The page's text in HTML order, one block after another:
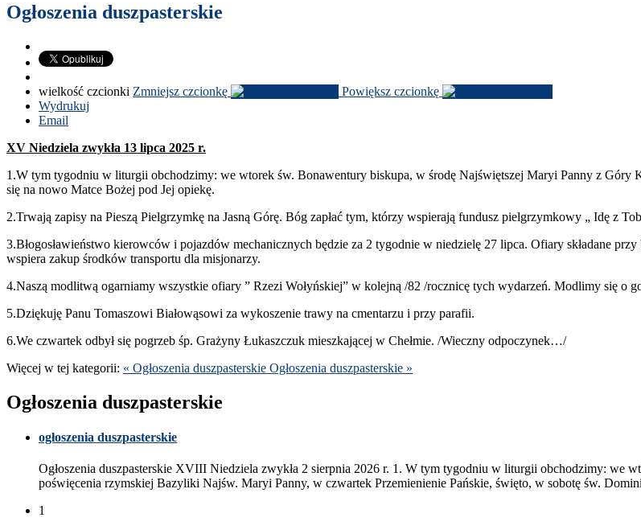
Ogłoszenia duszpasterskie
wielkość czcionki Zmniejsz czcionkę
Pow­iększ czcionkę
Wydrukuj
Email
XV Niedziela zwykła 13 lipca 2025 r.
1 .W tym tygod­niu w liturgii obchodz­imy: we wtorek św. Bonawen­tury biskupa, w środę Najświęt­szej Maryi Panny z Góry
się na nowo Matce Bożej pod Jej opiekę.
2.Trwają zapisy na Pieszą Piel­grzymkę na Jasną Górę. Bóg zapłać tym, którzy wspier­ają fun­dusz piel­grzymkowy „ Idę z
3.Błogosławieństwo kierow­ców i pojazdów mechan­icznych będzie za 2 tygod­nie w niedzielę 27 lipca. Ofi­ary składane
wspiera zakup środ­ków trans­portu dla misjonarzy.
4.Naszą mod­l­itwą oga­r­ni­amy wszys­tkie ofi­ary ” Rzezi Wołyńskiej” w kole­jną /​82 /​rocznicę tych wydarzeń. Mod­limy się o
5.Dziękuję Panu Tomas­zowi Białową­sowi za wykosze­nie trawy na cmen­tarzu i przy parafii.
6.We czwartek odbył się pogrzeb śp. Grażyny Łukaszczuk mieszka­jącej w Chełmie. /​Wieczny odpoczynek…/
Więcej w tej kat­e­gorii: « Ogłoszenia dusz­paster­skie Ogłoszenia dusz­paster­skie »
Ogłoszenia dusz­paster­skie
ogłoszenia dusz­paster­skie
Ogłoszenia dusz­paster­skie XVIII Niedziela zwykła 2 sierp­nia 2026 r. 1 . W tym tygod­niu w liturgii obchodz­imy: we
poświęce­nia rzym­skiej Bazy­liki Najśw. Maryi Panny, w czwartek Przemie­nie­nie Pańskie, święto, w sobotę św.
1